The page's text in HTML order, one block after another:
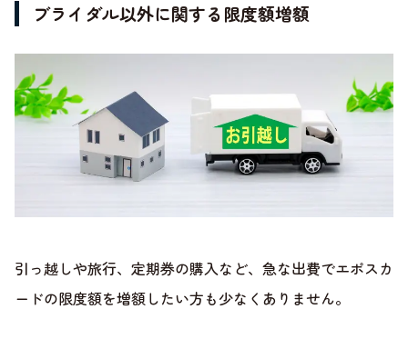
ブライダル以外に関する限度額増額
引っ越しや旅行、定期券の購入など、急な出費でエポスカ
ードの限度額を増額したい方も少なくありません。